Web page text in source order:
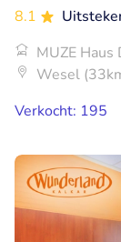
8.1
MUZE Haus
Wesel
Verkocht: 195